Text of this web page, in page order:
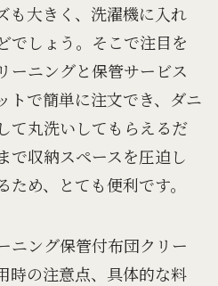
も大きく、洗濯機に入れ
でしょう。そこで注目を
ーニングと保管サービス
トで簡単に注文でき、ダニ
て丸洗いしてもらえるだ
で収納スペースを圧迫し
め、とても便利です。
ニング保管付布団クリー
時の注意点、具体的な料